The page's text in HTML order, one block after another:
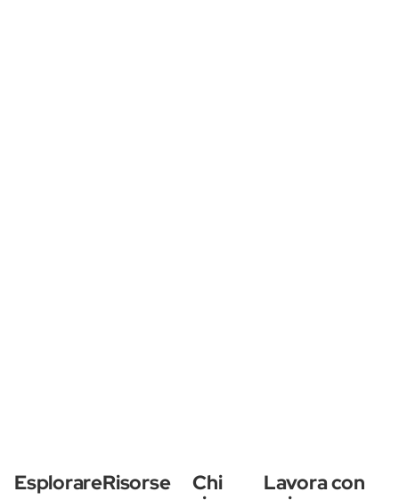
EsplorareRisorse
Chi
Lavora con